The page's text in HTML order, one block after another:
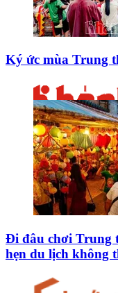
Ký ức mùa Trung
Đi đâu chơi Trung
hẹn du lịch không